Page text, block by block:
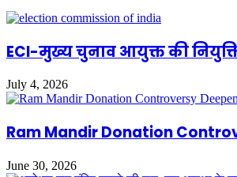
ECI-मुख्य चुनाव आयुक्त की
July 4, 2026
Ram Mandir Donation
June 30, 2026